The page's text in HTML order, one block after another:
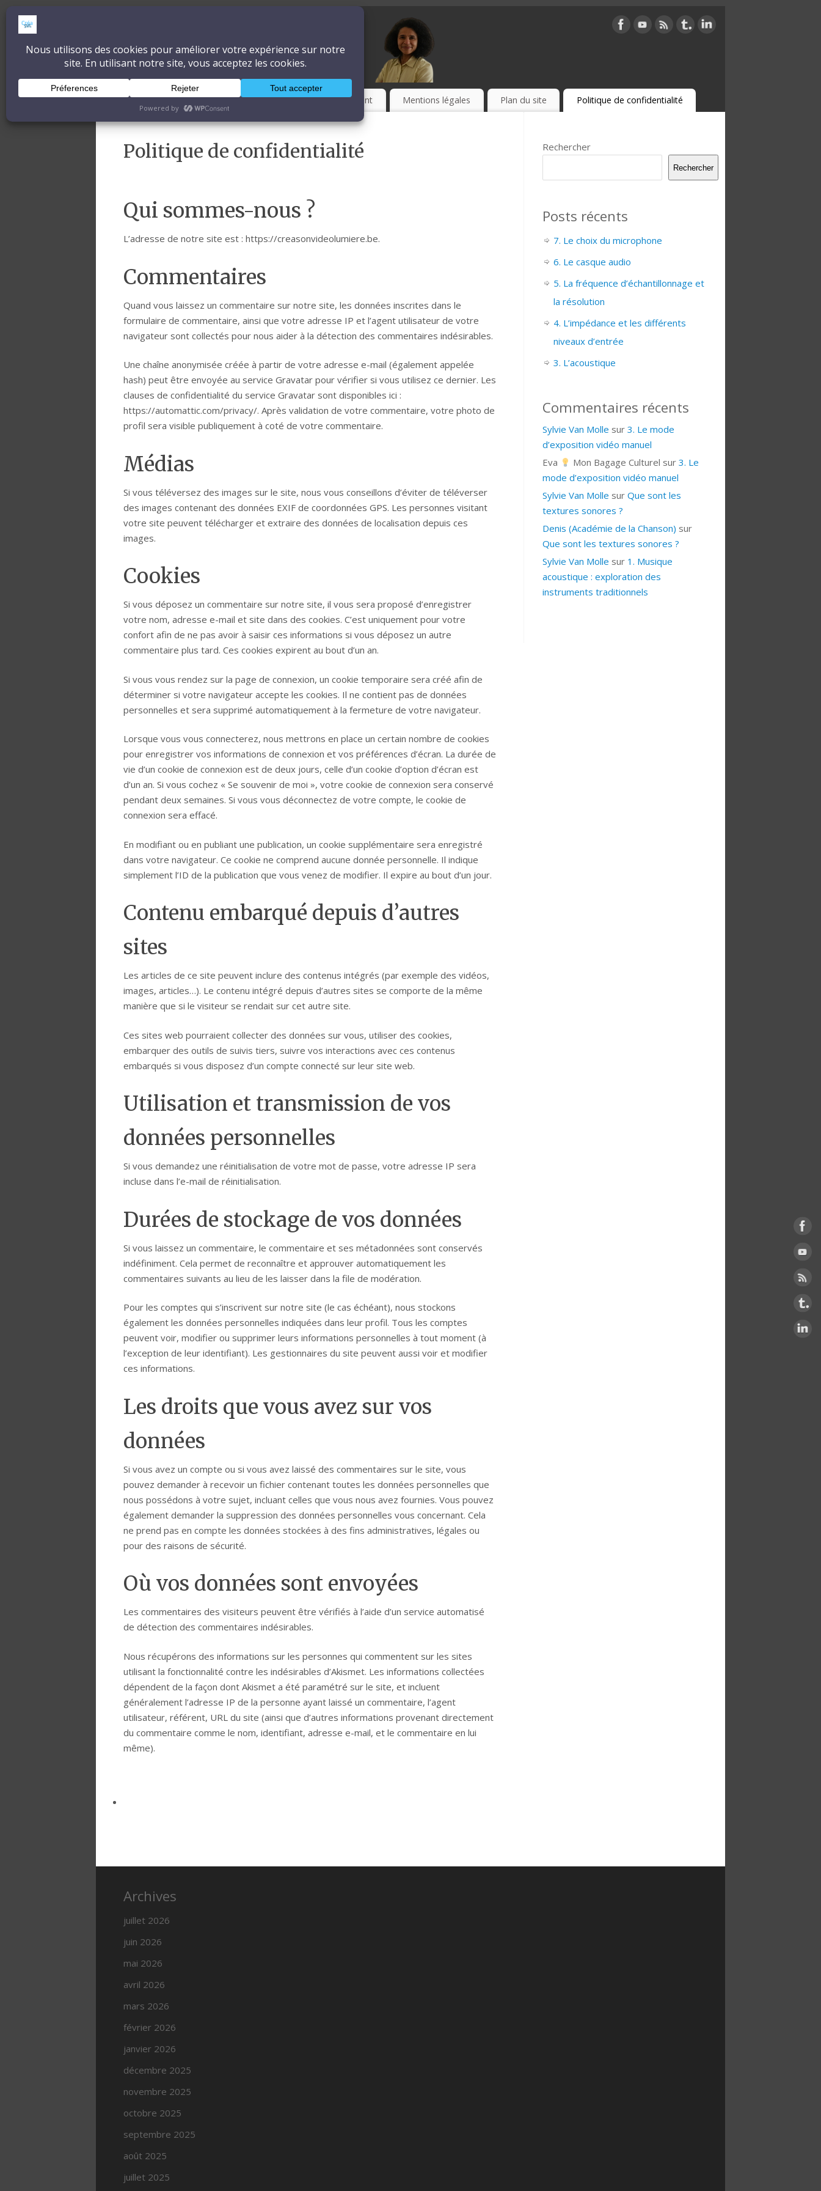
CréaSonVidéoLumière
DÉCOUVRONS ENSEMBLE L'ART ET LA TECHNIQUE
Accueil À propos Blog Culture Event Mentions légales Plan du site Politique de confidentialité
Politique de confidentialité
Qui sommes-nous ?
L’adresse de notre site est : https://creasonvideolumiere.be.
Commentaires
Quand vous laissez un commentaire sur notre site, les données inscrites dans le
formulaire de commentaire, ainsi que votre adresse IP et l’agent utilisateur de votre
navigateur sont collectés pour nous aider à la détection des commentaires indésirables.
Une chaîne anonymisée créée à partir de votre adresse e-mail (également appelée
hash) peut être envoyée au service Gravatar pour vérifier si vous utilisez ce dernier. Les
clauses de confidentialité du service Gravatar sont disponibles ici :
https://automattic.com/privacy/. Après validation de votre commentaire, votre photo de
profil sera visible publiquement à coté de votre commentaire.
Médias
Si vous téléversez des images sur le site, nous vous conseillons d’éviter de téléverser
des images contenant des données EXIF de coordonnées GPS. Les personnes visitant
votre site peuvent télécharger et extraire des données de localisation depuis ces
images.
Cookies
Si vous déposez un commentaire sur notre site, il vous sera proposé d’enregistrer
votre nom, adresse e-mail et site dans des cookies. C’est uniquement pour votre
confort afin de ne pas avoir à saisir ces informations si vous déposez un autre
commentaire plus tard. Ces cookies expirent au bout d’un an.
Si vous vous rendez sur la page de connexion, un cookie temporaire sera créé afin de
déterminer si votre navigateur accepte les cookies. Il ne contient pas de données
personnelles et sera supprimé automatiquement à la fermeture de votre navigateur.
Lorsque vous vous connecterez, nous mettrons en place un certain nombre de cookies
pour enregistrer vos informations de connexion et vos préférences d’écran. La durée de
vie d’un cookie de connexion est de deux jours, celle d’un cookie d’option d’écran est
d’un an. Si vous cochez « Se souvenir de moi », votre cookie de connexion sera conservé
pendant deux semaines. Si vous vous déconnectez de votre compte, le cookie de
connexion sera effacé.
En modifiant ou en publiant une publication, un cookie supplémentaire sera enregistré
dans votre navigateur. Ce cookie ne comprend aucune donnée personnelle. Il indique
simplement l’ID de la publication que vous venez de modifier. Il expire au bout d’un jour.
Contenu embarqué depuis d’autres
sites
Les articles de ce site peuvent inclure des contenus intégrés (par exemple des vidéos,
images, articles…). Le contenu intégré depuis d’autres sites se comporte de la même
manière que si le visiteur se rendait sur cet autre site.
Ces sites web pourraient collecter des données sur vous, utiliser des cookies,
embarquer des outils de suivis tiers, suivre vos interactions avec ces contenus
embarqués si vous disposez d’un compte connecté sur leur site web.
Utilisation et transmission de vos
données personnelles
Si vous demandez une réinitialisation de votre mot de passe, votre adresse IP sera
incluse dans l’e-mail de réinitialisation.
Durées de stockage de vos données
Si vous laissez un commentaire, le commentaire et ses métadonnées sont conservés
indéfiniment. Cela permet de reconnaître et approuver automatiquement les
commentaires suivants au lieu de les laisser dans la file de modération.
Pour les comptes qui s’inscrivent sur notre site (le cas échéant), nous stockons
également les données personnelles indiquées dans leur profil. Tous les comptes
peuvent voir, modifier ou supprimer leurs informations personnelles à tout moment (à
l’exception de leur identifiant). Les gestionnaires du site peuvent aussi voir et modifier
ces informations.
Les droits que vous avez sur vos
données
Si vous avez un compte ou si vous avez laissé des commentaires sur le site, vous
pouvez demander à recevoir un fichier contenant toutes les données personnelles que
nous possédons à votre sujet, incluant celles que vous nous avez fournies. Vous pouvez
également demander la suppression des données personnelles vous concernant. Cela
ne prend pas en compte les données stockées à des fins administratives, légales ou
pour des raisons de sécurité.
Où vos données sont envoyées
Les commentaires des visiteurs peuvent être vérifiés à l’aide d’un service automatisé
de détection des commentaires indésirables.
Nous récupérons des informations sur les personnes qui commentent sur les sites
utilisant la fonctionnalité contre les indésirables d’Akismet. Les informations collectées
dépendent de la façon dont Akismet a été paramétré sur le site, et incluent
généralement l’adresse IP de la personne ayant laissé un commentaire, l’agent
utilisateur, référent, URL du site (ainsi que d’autres informations provenant directement
du commentaire comme le nom, identifiant, adresse e-mail, et le commentaire en lui
même).
Rechercher
Rechercher
Posts récents
7. Le choix du microphone
6. Le casque audio
5. La fréquence d’échantillonnage et
la résolution
4. L’impédance et les différents
niveaux d’entrée
3. L’acoustique
Commentaires récents
Sylvie Van Molle sur 3. Le mode
d’exposition vidéo manuel
Eva
Mon Bagage Culturel sur3. Le
mode d’exposition vidéo manuel
Sylvie Van Molle sur Que sont les
textures sonores ?
Denis (Académie de la Chanson) sur
Que sont les textures sonores ?
Sylvie Van Molle sur 1. Musique
acoustique : exploration des
instruments traditionnels
Archives
juillet 2026
juin 2026
mai 2026
avril 2026
mars 2026
février 2026
janvier 2026
décembre 2025
novembre 2025
octobre 2025
septembre 2025
août 2025
juillet 2025